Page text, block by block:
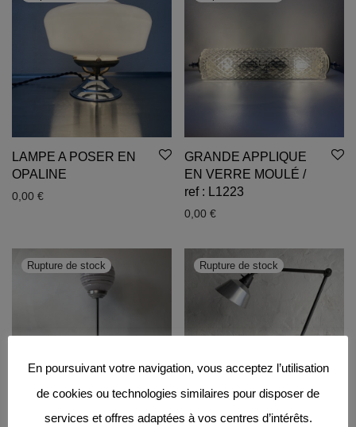
LAMPE A POSER EN
OPALINE
0,00 €
GRANDE APPLIQUE
EN VERRE MOULÉ /
ref : L1223
0,00 €
En poursuivant votre navigation, vous acceptez l’utilisation
de cookies ou technologies similaires pour disposer de
services et offres adaptées à vos centres d’intérêts.